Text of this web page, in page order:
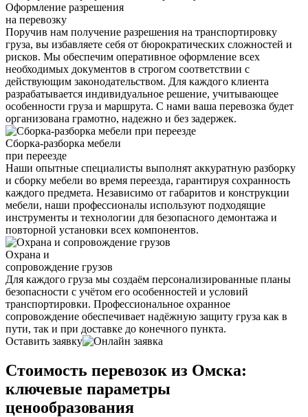
Оформление разрешения
на перевозку
Поручив нам получение разрешения на транспортировку
груза, вы избавляете себя от бюрократических сложностей и
рисков. Мы обеспечим оперативное оформление всех
необходимых документов в строгом соответствии с
действующим законодательством. Для каждого клиента
разрабатывается индивидуальное решение, учитывающее
особенности груза и маршрута. С нами ваша перевозка будет
организована грамотно, надежно и без задержек.
Сборка-разборка мебели
при переезде
Наши опытные специалисты выполнят аккуратную разборку
и сборку мебели во время переезда, гарантируя сохранность
каждого предмета. Независимо от габаритов и конструкции
мебели, наши профессионалы используют подходящие
инструменты и технологии для безопасного демонтажа и
повторной установки всех компонентов.
Охрана и
сопровождение грузов
Для каждого груза мы создаём персонализированные планы
безопасности с учётом его особенностей и условий
транспортировки. Профессиональное охранное
сопровождение обеспечивает надёжную защиту груза как в
пути, так и при доставке до конечного пункта.
Оставить заявку
Стоимость перевозок из Омска:
ключевые параметры
ценообразования